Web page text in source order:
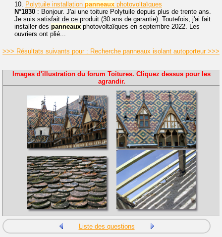
10. Polytuile installation panneaux photovoltaïques
N°1830 : Bonjour. J'ai une toiture Polytuile depuis plus de trente ans.
Je suis satisfait de ce produit (30 ans de garantie). Toutefois, j'ai fait
installer des panneaux photovoltaïques en septembre 2022. Les
ouvriers ont plié...
>>> Résultats suivants pour : Recherche panneaux isolant autoporteur >>>
Images d'illustration du forum Toitures. Cliquez dessus pour les
agrandir.
Liste des questions